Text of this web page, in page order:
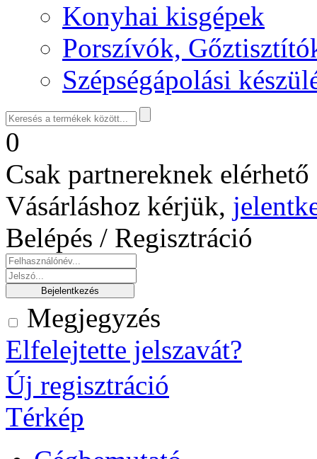
Konyhai kisgépek
Porszívók,
Szépségápolási
0
Csak partnereknek
Vásárláshoz kérjük,
Belépés / Regisztráció
Megjegyzés
Elfelejtette jelszavát?
Új regisztráció
Térkép